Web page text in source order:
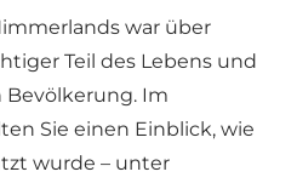
war über
Teil des Lebens und
Bevölkerung. Im
Sie einen Einblick, wie
wurde – unter